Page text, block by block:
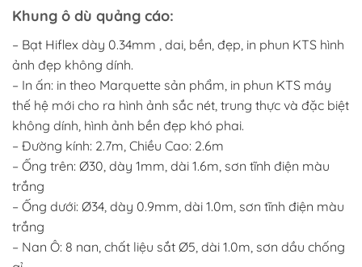
Khung ô dù quảng cáo:
– Bạt Hiflex dày 0.34mm , dai, bền, đẹp, in phun KTS hình
ảnh đẹp không dính.
– In ấn: in theo Marquette sản phẩm, in phun KTS máy
thế hệ mới cho ra hình ảnh sắc nét, trung thực và đặc biệt
không dính, hình ảnh bền đẹp khó phai.
– Đường kính: 2.7m, Chiều Cao: 2.6m
– Ống trên: Ø30, dày 1mm, dài 1.6m, sơn tĩnh điện màu
trắng
– Ống dưới: Ø34, dày 0.9mm, dài 1.0m, sơn tĩnh điện màu
trắng
– Nan Ô: 8 nan, chất liệu sắt Ø5, dài 1.0m, sơn dầu chống